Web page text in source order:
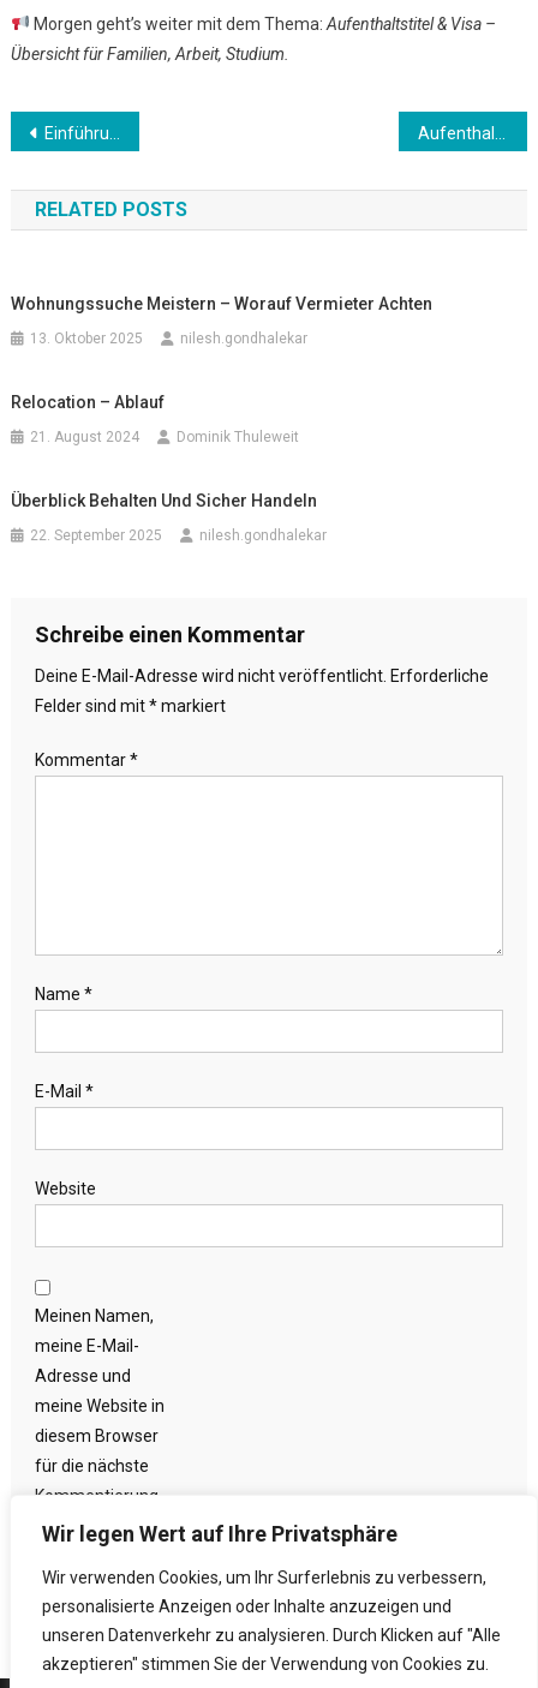
Wir legen Wert auf Ihre Privatsphäre
Wir verwenden Cookies, um Ihr Surferlebnis zu verbessern,
personalisierte Anzeigen oder Inhalte anzuzeigen und
unseren Datenverkehr zu analysieren. Durch Klicken auf "Alle
akzeptieren" stimmen Sie der Verwendung von Cookies zu.
Morgen geht’s weiter mit dem Thema: Aufenthaltstitel & Visa –
Übersicht für Familien, Arbeit, Studium.
Beitrags-
Navigation
Einführung: Neustart in Deutschland – Was Zugezogene wissen sollten
RELATED POSTS
Wohnungssuche Meistern – Worauf Vermieter Achten
13. Oktober 2025 nilesh.gondhalekar
Relocation – Ablauf
21. August 2024 Dominik Thuleweit
Überblick Behalten Und Sicher Handeln
22. September 2025 nilesh.gondhalekar
Schreibe einen Kommentar
Deine E-Mail-Adresse wird nicht veröffentlicht. Erforderliche
Felder sind mit*markiert
Kommentar*
Name *
E-Mail *
Website
Meinen Namen,
meine E-Mail-
Adresse und
meine Website in
diesem Browser
für die nächste
Kommentierung
speichern.